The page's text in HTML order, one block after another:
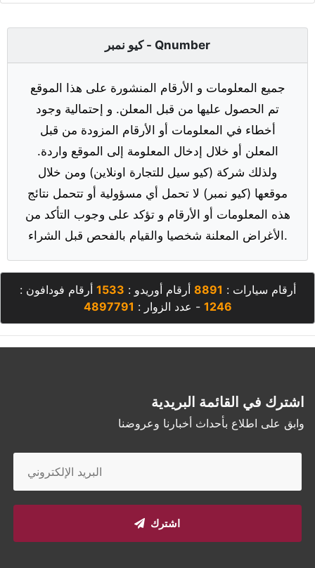
كيو نمبر - Qnumber
جميع المعلومات و الأرقام المنشورة على هذا الموقع
تم الحصول عليها من قبل المعلن. و إحتمالية وجود
أخطاء في المعلومات أو الأرقام المزودة من قبل
المعلن أو خلال إدخال المعلومة إلى الموقع واردة.
ولذلك شركة (كيو سيل للتجارة اونلاين) ومن خلال
موقعها (كيو نمبر) لا تحمل أي مسؤولية أو تتحمل نتائج
هذه المعلومات أو الأرقام و تؤكد على وجوب التأكد من
الأغراض المعلنة شخصيا والقيام بالفحص قبل الشراء.
أرقام سيارات : 8891 أرقام أوريدو : 1533 أرقام فودافون :
1246 - عدد الزوار : 4897791
اشترك في القائمة البريدية
وابق على اطلاع بأحداث أخبارنا وعروضنا
اشترك